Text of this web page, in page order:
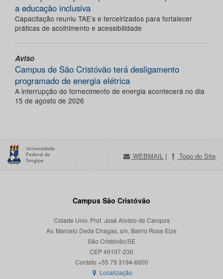
a educação inclusiva
Capacitação reuniu TAE’s e terceirizados para fortalecer
práticas de acolhimento e acessibilidade
Aviso
Campus de São Cristóvão terá desligamento
programado de energia elétrica
A interrupção do fornecimento de energia acontecerá no dia
15 de agosto de 2026
WEBMAIL | Topo do Site
Campus São Cristóvão
Cidade Univ. Prof. José Aloísio de Campos
Av. Marcelo Deda Chagas, s/n, Bairro Rosa Elze
São Cristóvão/SE
CEP 49107-230
Localização